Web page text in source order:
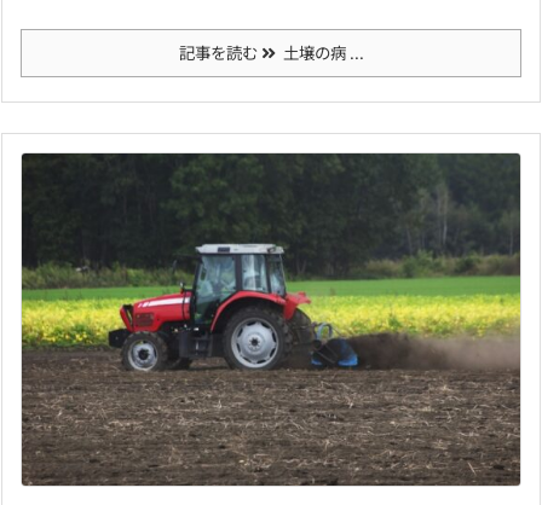
記事を読む 土壌の病 ...